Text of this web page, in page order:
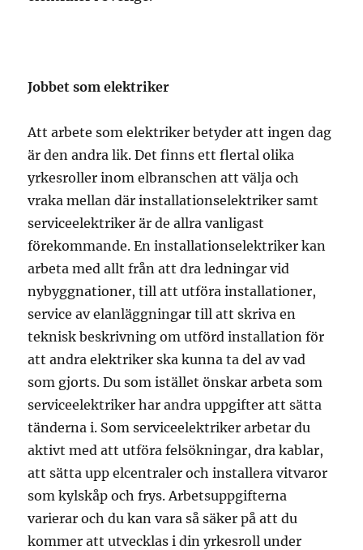
Jobbet som elektriker
Att arbete som elektriker betyder att ingen dag
är den andra lik. Det finns ett flertal olika
yrkesroller inom elbranschen att välja och
vraka mellan där installationselektriker samt
serviceelektriker är de allra vanligast
förekommande. En installationselektriker kan
arbeta med allt från att dra ledningar vid
nybyggnationer, till att utföra installationer,
service av elanläggningar till att skriva en
teknisk beskrivning om utförd installation för
att andra elektriker ska kunna ta del av vad
som gjorts. Du som istället önskar arbeta som
serviceelektriker har andra uppgifter att sätta
tänderna i. Som serviceelektriker arbetar du
aktivt med att utföra felsökningar, dra kablar,
att sätta upp elcentraler och installera vitvaror
som kylskåp och frys. Arbetsuppgifterna
varierar och du kan vara så säker på att du
kommer att utvecklas i din yrkesroll under